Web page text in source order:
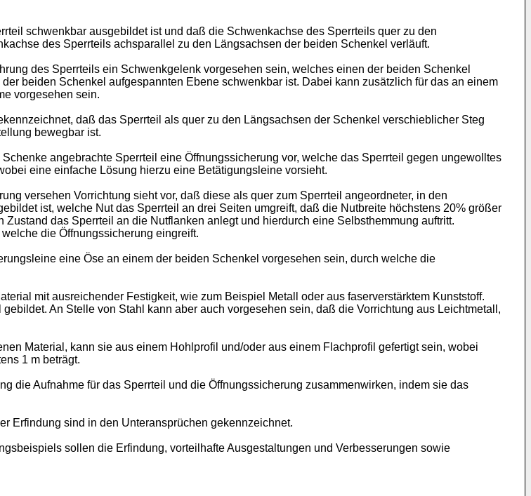
schwenkbar ausgebildet ist und daß die Schwenkachse des Sperrteils quer zu den
des Sperrteils achsparallel zu den Längsachsen der beiden Schenkel verläuft.
des Sperrteils ein Schwenkgelenk vorgesehen sein, welches einen der beiden Schenkel
beiden Schenkel aufgespannten Ebene schwenkbar ist. Dabei kann zusätzlich für das an einem
vorgesehen sein.
daß das Sperrteil als quer zu den Längsachsen der Schenkel verschieblicher Steg
bewegbar ist.
angebrachte Sperrteil eine Öffnungssicherung vor, welche das Sperrteil gegen ungewolltes
eine einfache Lösung hierzu eine Betätigungsleine vorsieht.
versehen Vorrichtung sieht vor, daß diese als quer zum Sperrteil angeordneter, in den
ist, welche Nut das Sperrteil an drei Seiten umgreift, daß die Nutbreite höchstens 20% größer
das Sperrteil an die Nutflanken anlegt und hierdurch eine Selbsthemmung auftritt.
die Öffnungssicherung eingreift.
eine Öse an einem der beiden Schenkel vorgesehen sein, durch welche die
mit ausreichender Festigkeit, wie zum Beispiel Metall oder aus faserverstärktem Kunststoff.
An Stelle von Stahl kann aber auch vorgesehen sein, daß die Vorrichtung aus Leichtmetall,
Material, kann sie aus einem Hohlprofil und/oder aus einem Flachprofil gefertigt sein, wobei
1 m beträgt.
die Aufnahme für das Sperrteil und die Öffnungssicherung zusammenwirken, indem sie das
Erfindung sind in den Unteransprüchen gekennzeichnet.
sollen die Erfindung, vorteilhafte Ausgestaltungen und Verbesserungen sowie